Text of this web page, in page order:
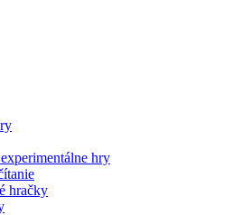
hry
hračky